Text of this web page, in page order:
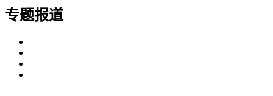
专题报道